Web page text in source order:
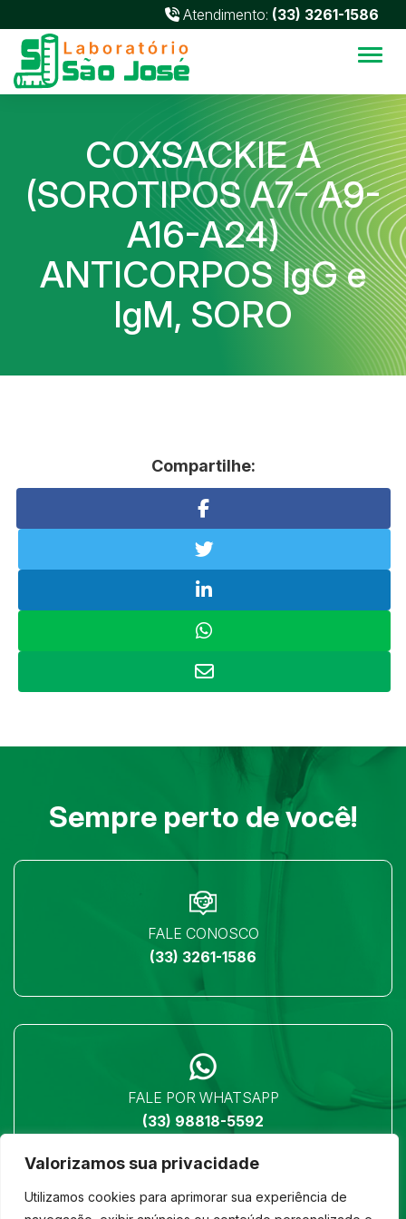
Valorizamos sua privacidade
Utilizamos cookies para aprimorar sua experiência de
Atendimento: (33) 3261-1586
COXSACKIE A
(SOROTIPOS A7- A9-
A16-A24)
ANTICORPOS IgG e
IgM, SORO
Compartilhe:
Sempre perto de você!
FALE CONOSCO
(33) 3261-1586
FALE POR WHATSAPP
(33) 98818-5592